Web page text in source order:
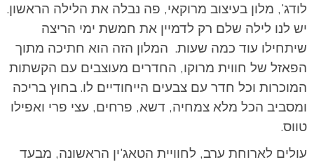
לודג', מלון בעיצוב מרוקאי, פה נבלה את הלילה הראשון.
יש לנו לילה שלם רק לדמיין את חמשת ימי הריצה
שיתחילו עוד כמה שעות. המלון הזה הוא חתיכה מתוך
הפאזל של חווית מרוקו, החדרים מעוצבים עם הקשתות
המוכרות וכל חדר עם צבעים הייחודיים לו. בחוץ בריכה
ומסביב הכל מלא צמחיה, דשא, פרחים, עצי פרי ואפילו
טווס.
עולים לארוחת ערב, לחוויית הטאג'ין הראשונה, מבעד